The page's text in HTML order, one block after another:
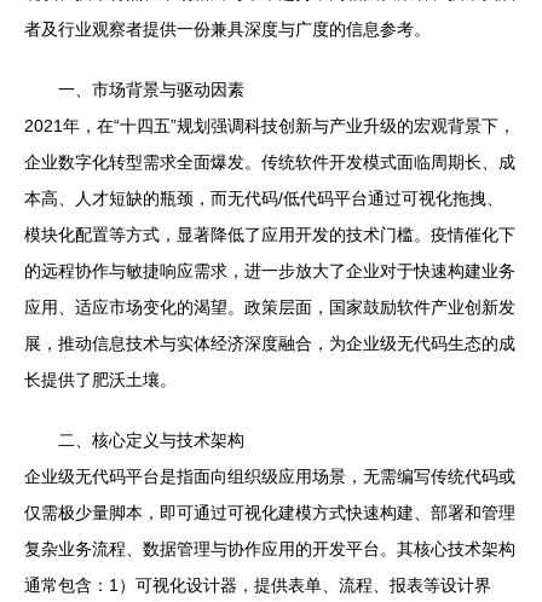
者及行业观察者提供一份兼具深度与广度的信息参考。
一、市场背景与驱动因素
2021年，在“十四五”规划强调科技创新与产业升级的宏观背景下，
企业数字化转型需求全面爆发。传统软件开发模式面临周期长、成
本高、人才短缺的瓶颈，而无代码/低代码平台通过可视化拖拽、
模块化配置等方式，显著降低了应用开发的技术门槛。疫情催化下
的远程协作与敏捷响应需求，进一步放大了企业对于快速构建业务
应用、适应市场变化的渴望。政策层面，国家鼓励软件产业创新发
展，推动信息技术与实体经济深度融合，为企业级无代码生态的成
长提供了肥沃土壤。
二、核心定义与技术架构
企业级无代码平台是指面向组织级应用场景，无需编写传统代码或
仅需极少量脚本，即可通过可视化建模方式快速构建、部署和管理
复杂业务流程、数据管理与协作应用的开发平台。其核心技术架构
通常包含：1）可视化设计器，提供表单、流程、报表等设计界